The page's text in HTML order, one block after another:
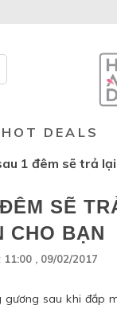
HOT DEALS
1 đêm sẽ trả
SẼ
CHO BẠN
11:00 , 09/02/2017
sau khi đắp